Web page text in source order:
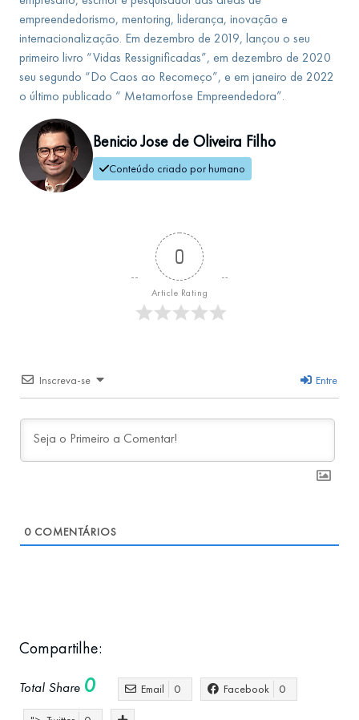
empreendedorismo, mentoring, liderança, inovação e
internacionalização. Em dezembro de 2019, lançou o seu
primeiro livro “Vidas Ressignificadas”, em dezembro de 2020
seu segundo “Do Caos ao Recomeço”, e em janeiro de 2022
o último publicado “ Metamorfose Empreendedora”.
Benicio Jose de Oliveira Filho
Conteúdo criado por humano
0
Article Rating
Inscreva-se Entre
0 COMENTÁRIOS
Compartilhe:
Total Share 0 Email 0 Facebook 0